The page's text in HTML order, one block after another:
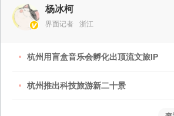
杨冰柯
界面记者 浙江
杭州用盲盒音乐会孵化出顶流文旅IP
杭州推出科技旅游新二十景